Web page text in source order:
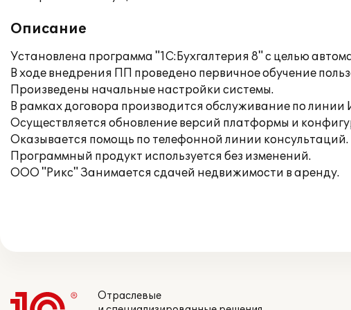
Описание
Установлена программа "1С:Бухгалтерия 8" с целью
В ходе внедрения ПП проведено первичное обучение
Произведены начальные настройки системы.
В рамках договора производится обслуживание по линии
Осуществляется обновление версий платформы и
Оказывается помощь по телефонной линии консультаций.
Программный продукт используется без изменений.
ООО "Рикс" Занимается сдачей недвижимости в аренду.
Отраслевые